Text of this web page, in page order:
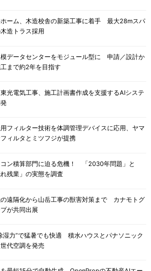
ーム、木造校舎の新築工事に着手 最大28mスパ
造トラス採用
模データセンターをモジュール型に 申請／設計か
まで約2年を目指す
光電気工事、施工計画書作成を支援するAIシステ
フィルター技術を体調管理デバイスに応用、ヤマ
ィルタとミツフジが提携
ン積算部門に迫る危機！ 「2030年問題」と
れ残業」の実態を調査
遠隔化から山岳工事の獣害対策まで カナモトグ
が共同出展
湿力”で猛暑でも快適 積水ハウスとパナソニック
代空調を発売